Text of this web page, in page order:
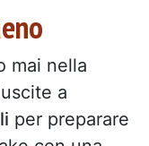
mai nella
a
per preparare